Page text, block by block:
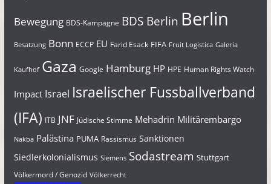
Bewegung BDS-Kampagne BDS Berlin Berlin
Besatzung Bonn ECCP EU Farid Esack FIFA Fruit Logistica Galeria
Kaufhof Gaza Google Hamburg HP HPE Human Rights Watch
Impact Israel Israelischer Fussballverband
(IFA) ITB JNF Jüdische Stimme Mehadrin Militärembargo
Nakba Palästina PUMA Rassismus Sanktionen
Siedlerkolonialismus Siemens Sodastream Stuttgart
Völkermord / Genozid Völkerrecht